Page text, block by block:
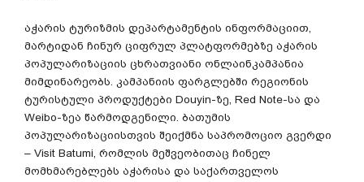
აჭარის ტურიზმის დეპარტამენტის ინფორმაციით,
მარტიდან ჩინურ ციფრულ პლატფორმებზე აჭარის
პოპულარიზაციის ცხრათვიანი ონლაინკამპანია
მიმდინარეობს. კამპანიის ფარგლებში რეგიონის
ტურისტული პროდუქტები Douyin-ზე, Red Note-სა და
Weibo-ზეა წარმოდგენილი. ბათუმის
პოპულარიზაციისთვის შეიქმნა საპრომოციო გვერდი
– Visit Batumi, რომლის მეშვეობითაც ჩინელ
მომხმარებლებს აჭარისა და საქართველოს